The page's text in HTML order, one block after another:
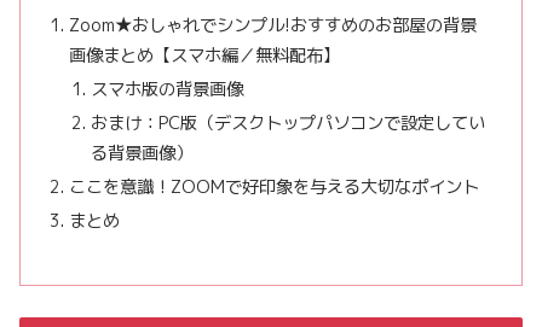
Zoom★おしゃれでシンプル!おすすめのお部屋の背景
画像まとめ【スマホ編／無料配布】
スマホ版の背景画像
おまけ：PC版（デスクトップパソコンで設定してい
る背景画像）
ここを意識！ZOOMで好印象を与える大切なポイント
まとめ